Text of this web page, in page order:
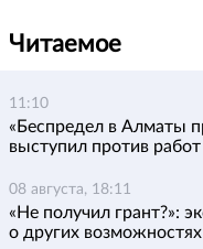
Читаемое
11:10
«Беспредел в Алматы
выступил против
08 августа, 18:11
«Не получил грант?»:
о других